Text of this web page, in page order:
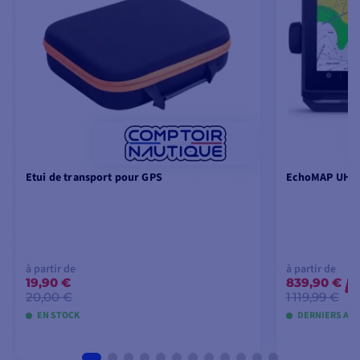
Etui de transport pour GPS
à partir de
19,90 €
20,00 €
EN STOCK
EchoMAP
à partir de
839,90 €
1 119,99 €
DERNIERS